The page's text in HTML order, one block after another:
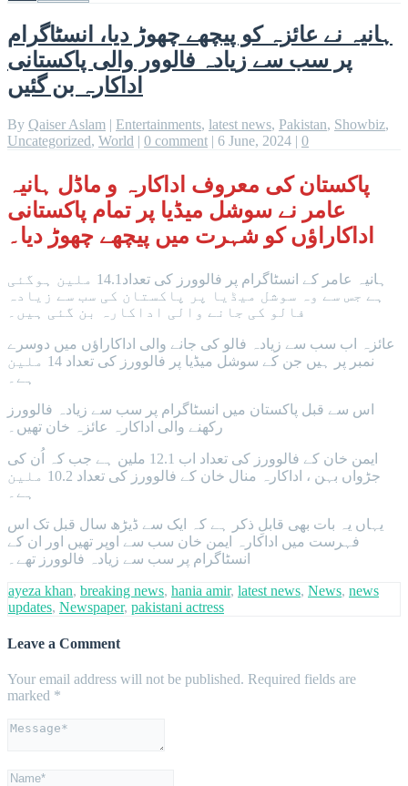
ہانیہ نے عائزہ کو پیچھے چھوڑ دیا، انسٹاگرام
پر سب سے زیادہ فالوور والی پاکستانی
اداکارہ بن گئیں
By Qaiser Aslam | Entertainments, latest news, Pakistan, Showbiz,
Uncategorized, World | 0 comment | 6 June, 2024 | 0
پاکستان کی معروف اداکارہ و ماڈل ہانیہ
عامر نے سوشل میڈیا پر تمام پاکستانی
اداکاراؤں کو شہرت میں پیچھے چھوڑ دیا۔
ہانیہ عامر کے انسٹاگرام پر فالوورز کی تعداد14.1 ملین ہوگئی
ہے جس سے وہ سوشل میڈیا پر پاکستان کی سب سے زیادہ
فالو کی جانے والی اداکارہ بن گئی ہیں۔
عائزہ اب سب سے زیادہ فالو کی جانے والی اداکاراؤں میں دوسرے
نمبر پر ہیں جن کے سوشل میڈیا پر فالوورز کی تعداد 14 ملین
ہے۔
اس سے قبل پاکستان میں انسٹاگرام پر سب سے زیادہ فالوورز
رکھنے والی اداکارہ عائزہ خان تھیں۔
ایمن خان کے فالوورز کی تعداد اب 12.1 ملین ہے جب کہ اُن کی
جڑواں بہن ، اداکارہ منال خان کے فالوورز کی تعداد 10.2 ملین
ہے۔
یہاں یہ بات بھی قابلِ ذکر ہے کہ ایک سے ڈیڑھ سال قبل تک اس
فہرست میں اداکارہ ایمن خان سب سے اوپر تھیں اور ان کے
انسٹاگرام پر سب سے زیادہ فالوورز تھے۔
ayeza khan, breaking news, hania amir, latest news, News, news
updates, Newspaper, pakistani actress
Leave a Comment
Your email address will not be published. Required fields are
marked *